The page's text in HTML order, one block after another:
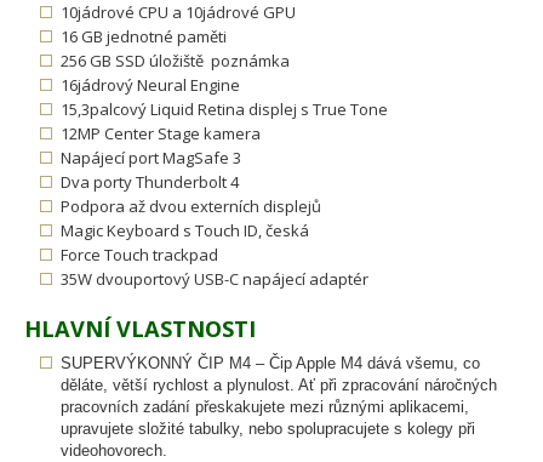
10jádrové CPU a 10jádrové GPU
16 GB jednotné paměti
256 GB SSD úložiště poznámka
16jádrový Neural Engine
15,3palcový Liquid Retina displej s True Tone
12MP Center Stage kamera
Napájecí port MagSafe 3
Dva porty Thunderbolt 4
Podpora až dvou externích displejů
Magic Keyboard s Touch ID, česká
Force Touch trackpad
35W dvouportový USB-C napájecí adaptér
HLAVNÍ VLASTNOSTI
SUPERVÝKONNÝ ČIP M4 – Čip Apple M4 dává všemu, co
děláte, větší rychlost a plynulost. Ať při zpracování náročných
pracovních zadání přeskakujete mezi různými aplikacemi,
upravujete složité tabulky, nebo spolupracujete s kolegy při
videohovorech.